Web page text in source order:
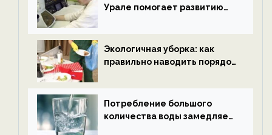
Урале помогает развитию
ECOportal
Экологичная уборка: как
правильно наводить порядок
Потребление большого
количества воды замедляет